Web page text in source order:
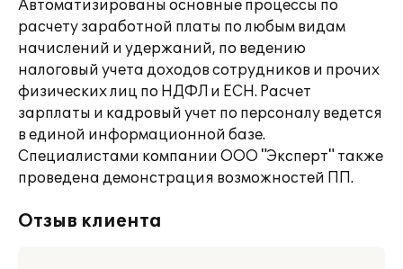
Автоматизированы основные процессы по
расчету заработной платы по любым видам
начислений и удержаний, по ведению
налоговый учета доходов сотрудников и прочих
физических лиц по НДФЛ и ЕСН. Расчет
зарплаты и кадровый учет по персоналу ведется
в единой информационной базе.
Специалистами компании ООО "Эксперт" также
проведена демонстрация возможностей ПП.
Отзыв клиента